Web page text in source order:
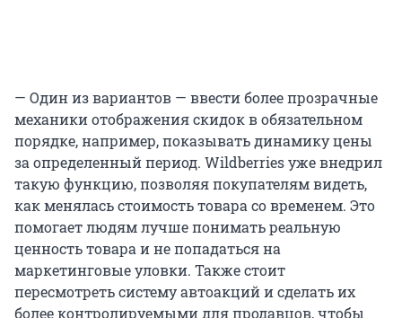
— Один из вариантов — ввести более прозрачные
механики отображения скидок в обязательном
порядке, например, показывать динамику цены
за определенный период. Wildberries уже внедрил
такую функцию, позволяя покупателям видеть,
как менялась стоимость товара со временем. Это
помогает людям лучше понимать реальную
ценность товара и не попадаться на
маркетинговые уловки. Также стоит
пересмотреть систему автоакций и сделать их
более контролируемыми для продавцов, чтобы